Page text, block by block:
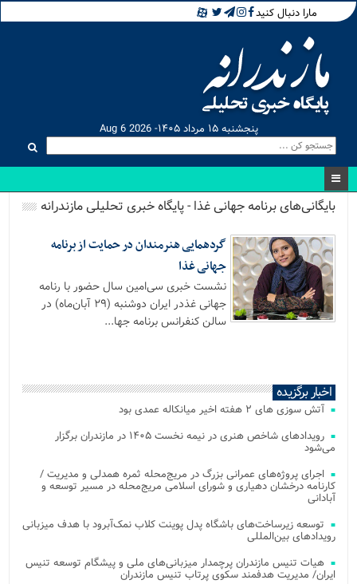
مارا دنبال کنید
پنجشنبه ۱۵ مرداد ۱۴۰۵- Aug 6 2026
بایگانی‌های برنامه جهانی غذا - پایگاه خبری تحلیلی مازندرانه
گردهمایی هنرمندان در حمایت از برنامه
جهانی غذا
نشست خبری سی‌امین سال حضور با رنامه
جهانی غذدر ایران دوشنبه (۲۹ آبان‌ماه) در
سالن کنفرانس برنامه جها...
اخبار برگزیده
آتش‌ سوزی‌ های ۲ هفته اخیر میانکاله عمدی بود
رویدادهای شاخص هنری در نیمه نخست ۱۴۰۵ در مازندران برگزار
می‌شود
اجرای پروژه‌های عمرانی بزرگ در مریج‌محله ثمره همدلی و مدیریت /
کارنامه درخشان دهیاری و شورای اسلامی مریج‌محله در مسیر توسعه و
آبادانی
توسعه زیرساخت‌های باشگاه پدل پوینت کلاب نمک‌آبرود با هدف میزبانی
رویدادهای بین‌المللی
هیات تنیس مازندران پرچمدار میزبانی‌های ملی و پیشگام توسعه تنیس
ایران/ مدیریت هدفمند سکوی پرتاب تنیس مازندران